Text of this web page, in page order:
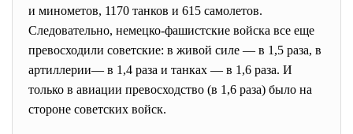
и минометов, 1170 танков и 615 самолетов.
Следовательно, немецко-фашистские войска все еще
превосходили советские: в живой силе — в 1,5 раза, в
артиллерии— в 1,4 раза и танках — в 1,6 раза. И
только в авиации превосходство (в 1,6 раза) было на
стороне советских войск.